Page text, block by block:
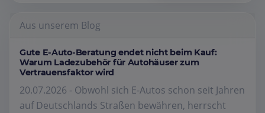
Aus unserem Blog
Gute E-Auto-Beratung endet nicht beim Kauf:
Warum Ladezubehör für Autohäuser zum
Vertrauensfaktor wird
20.07.2026 - Obwohl sich E-Autos schon seit Jahren
auf Deutschlands Straßen bewähren, herrscht